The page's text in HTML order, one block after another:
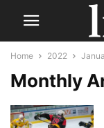
Home 2022
Monthly